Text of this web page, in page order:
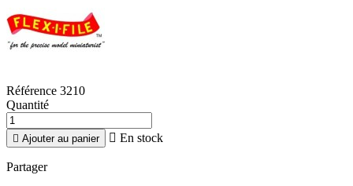
Référence 3210
Quantité
 Ajouter au panier  En stock
Partager